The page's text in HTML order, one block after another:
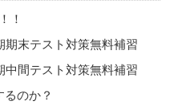
！
末テスト対策無料補習
間テスト対策無料補習
のか？